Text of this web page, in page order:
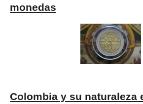
monedas
Colombia y su naturaleza